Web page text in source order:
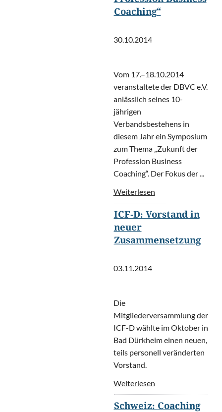
Coaching“
30.10.2014
Vom 17.–18.10.2014
veranstaltete der DBVC e.V.
anlässlich seines 10-
jährigen
Verbandsbestehens in
diesem Jahr ein Symposium
zum Thema „Zukunft der
Profession Business
Coaching“. Der Fokus der ...
Weiterlesen
ICF-D: Vorstand in
neuer
Zusammensetzung
03.11.2014
Die
Mitgliederversammlung der
ICF-D wählte im Oktober in
Bad Dürkheim einen neuen,
teils personell veränderten
Vorstand.
Weiterlesen
Schweiz: Coaching